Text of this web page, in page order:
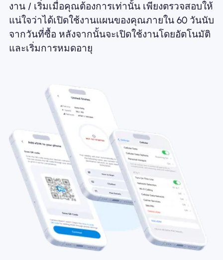
งาน / เริ่มเมื่อคุณต้องการเท่านั้น เพียงตรวจสอบให้
แน่ใจว่าได้เปิดใช้งานแผนของคุณภายใน 60 วันนับ
จากวันที่ซื้อ หลังจากนั้นจะเปิดใช้งานโดยอัตโนมัติ
และเริ่มการหมดอายุ